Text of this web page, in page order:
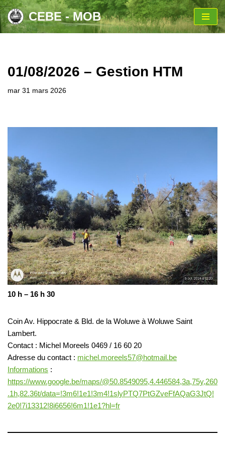
Aller
CEBE - MOB
01/08/2026 – Gestion HTM
mar 31 mars 2026
10 h – 16 h 30
Coin Av. Hippocrate & Bld. de la Woluwe à Woluwe Saint
Lambert.
Contact : Michel Moreels 0469 / 16 60 20
Adresse du contact : michel.moreels57@hotmail.be
Informations :
https://www.google.be/maps/@50.8549095,4.446584,3a,75y,260
.1h,82.36t/data=!3m6!1e1!3m4!1slyPTQ7PtGZveFfAQaG3JtQ!
2e0!7i13312!8i6656!6m1!1e1?hl=fr